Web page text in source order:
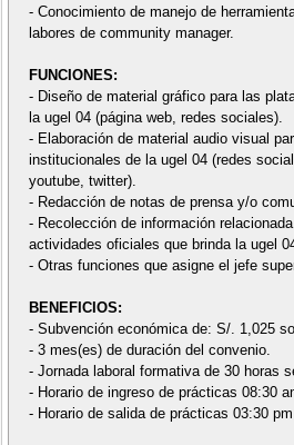
- Conocimiento de manejo de
labores de community manager.
FUNCIONES:
- Diseño de material gráfico para las
la ugel 04 (página web, redes sociales).
- Elaboración de material audio visual
institucionales de la ugel 04 (redes
youtube, twitter).
- Redacción de notas de prensa y/o
- Recolección de información
actividades oficiales que brinda la ugel
- Otras funciones que asigne el jefe
BENEFICIOS:
- Subvención económica de: S/. 1,025
- 3 mes(es) de duración del convenio.
- Jornada laboral formativa de 30 horas
- Horario de ingreso de prácticas 08:30
- Horario de salida de prácticas 03:30 pm